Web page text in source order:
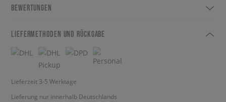
BEWERTUNGEN
LIEFERMETHODEN UND RÜCKGABE
Lieferzeit 3-5 Werktage
Lieferung nur innerhalb Deutschlands